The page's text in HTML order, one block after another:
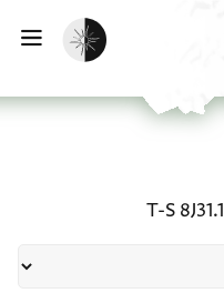
הפעלת מצב כהה
T-S 8J31.1